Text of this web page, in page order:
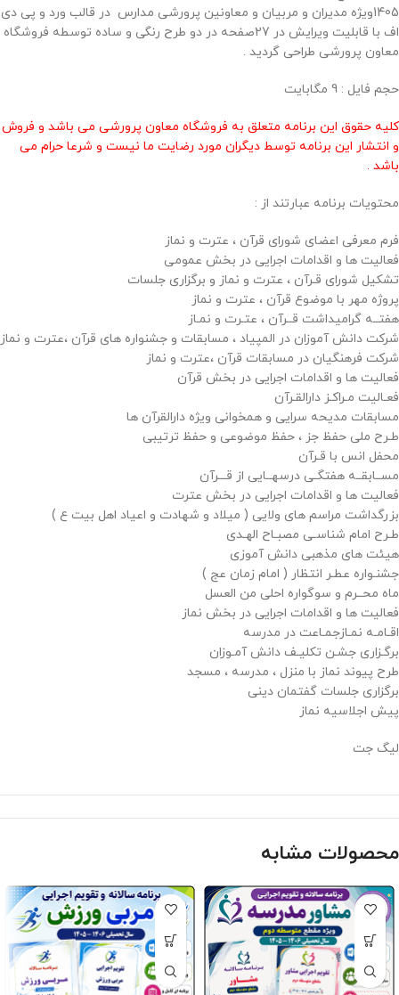
1405ویژه مدیران و مربیان و معاونین پرورشی مدارس در قالب ورد و پی دی
اف با قابلیت ویرایش در 27صفحه در دو طرح رنگی و ساده توسطه فروشگاه
معاون پرورشی طراحی گردید .
حجم فايل : 9 مگابايت
کلیه حقوق این برنامه متعلق به فروشگاه معاون پرورشی می باشد و فروش
و انتشار این برنامه توسط دیگران مورد رضایت ما نیست و شرعا حرام می
باشد .
محتويات برنامه عبارتند از :
فرم معرفی اعضای شورای قرآن ، عترت و نماز
فعالیت ها و اقدامات اجرایی در بخش عمومی
تشکیل شورای قـرآن ، عترت و نماز و برگزاری جلسات
پروژه مهر با موضوع قرآن ، عترت و نماز
هفتــه گرامیداشت قــرآن ، عتـرت و نمـاز
شرکت دانش آموزان در المپیاد ، مسابقات و جشنواره های قرآن ،عترت و نماز
شرکت فرهنگیان در مسابقات قرآن ،عترت و نماز
فعالیت ها و اقدامات اجرایی در بخش قرآن
فعـالیت مـراکـز دارالقـرآن
مسابقات مدیحه سرایی و همخوانی ویژه دارالقرآن ها
طـرح ملی حفظ جز ، حفظ موضوعی و حفظ ترتیبی
محفل انس با قـرآن
مســابقــه هفتگـی درسهــایی از قـــرآن
فعالیت ها و اقدامات اجرایی در بخش عترت
بزرگداشت مراسم های ولایی ( میلاد و شهادت و اعیاد اهل بیت ع )
طـرح امام شناسـی مصبـاح الهـدی
هیئت های مذهبی دانش آموزی
جشنـواره عطـر انتظار ( امام زمان عج )
ماه محــرم و سوگواره احلی من العسل
فعالیت ها و اقدامات اجرایی در بخش نماز
اقـامـه نمـازجمـاعت در مدرسه
برگـزاری جشـن تکلیـف دانش آمـوزان
طرح پیوند نماز با منزل ، مدرسه ، مسجد
برگزاری جلسات گفتمان دینی
پیش اجلاسیه نماز
لیگ جت
محصولات مشابه